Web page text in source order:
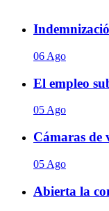
06 Ago
El empleo
05 Ago
Cámaras de
05 Ago
Abierta la